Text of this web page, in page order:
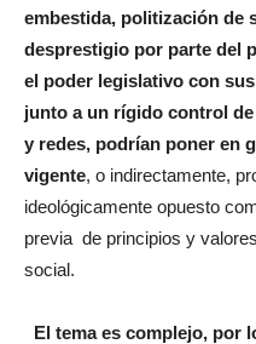
embestida, politización de
desprestigio por parte del
el poder legislativo con
junto a un rígido control
y redes, podrían poner en
vigente, o indirectamente,
ideológicamente opuesto
previa de principios y
social.
El tema es complejo, por